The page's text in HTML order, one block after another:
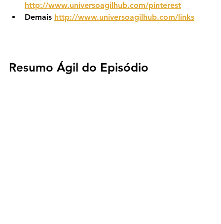
http://www.universoagilhub.com/pinterest
Demais http://www.universoagilhub.com/links
Resumo Ágil do Episódio